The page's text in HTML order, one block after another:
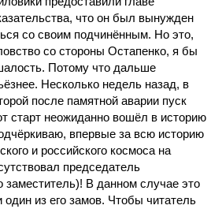
что он был вынужден
со своим подчинённым. Но это,
со стороны Остапенко, я бы
Потому что дальше
Несколько недель назад, в
после памятной аварии пуск
старт неожиданно вошёл в историю
впервые за всю историю
и российского космоса на
председатель
заместитель)! В данном случае это
один из его замов. Чтобы читатель